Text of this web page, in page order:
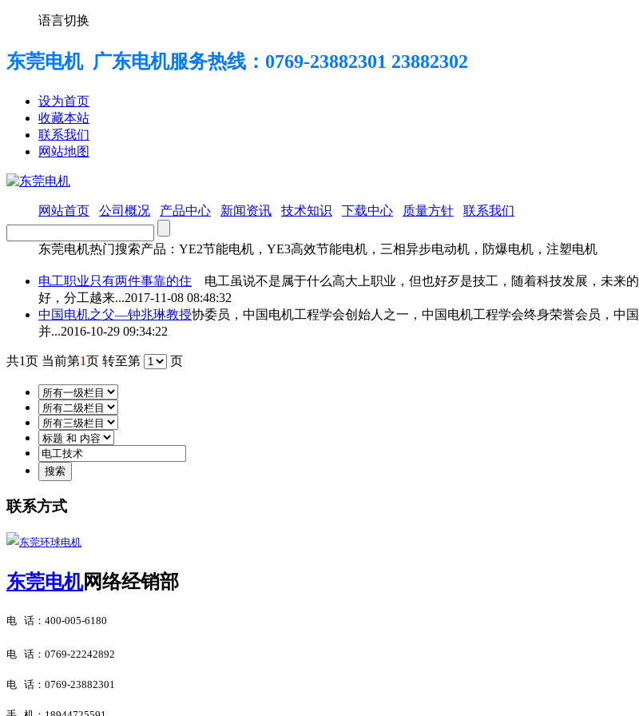
语言切换
东莞电机 广东电机服务热线： 0769-23882301 23882302
设为首页
收藏本站
联系我们
网站地图
网站首页 公司概况 产品中心 新闻资讯 技术知识 下载中心 质量方针 联系我们
东莞电机热门搜索产品：YE2节能电机，YE3高效节能电机，三相异步电动机，防爆电机，注塑电机
电工职业只有两件事靠的住 电工虽说不是属于什么高大上职业，但也好歹是技工，随着科技发展，未来的
好，分工越来...2017-11-08 08:48:32
中国电机之父—钟兆琳教授协委员，中国电机工程学会创始人之一，中国电机工程学会终身荣誉会员，中国
并...2016-10-29 09:34:22
共1页 当前第1页 转至第 页
联系方式
东莞电机网络经销部
电 话： 400-005-6180
电 话： 0769-22242892
电 话：0769-23882301